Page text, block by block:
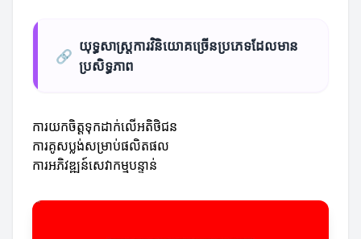
🔗
យុទ្ធសាស្ត្រការវិនិយោគច្រើនប្រភេទដែលមាន
ប្រសិទ្ធភាព
ការយកចិត្តទុកដាក់លើអតិថិជន
ការគូសប្លង់សម្រាប់ផលិតផល
ការអភិវឌ្ឍន៍សេវាកម្មបន្ទាន់